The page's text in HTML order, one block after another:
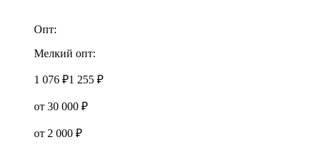
Опт:
Мелкий опт:
1 076 ₽1 255 ₽
от 30 000 ₽
от 2 000 ₽